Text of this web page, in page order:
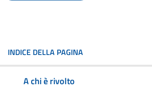
INDICE DELLA PAGINA
A chi è rivolto